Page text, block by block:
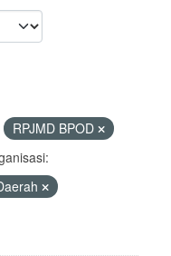
RPJMD BPOD